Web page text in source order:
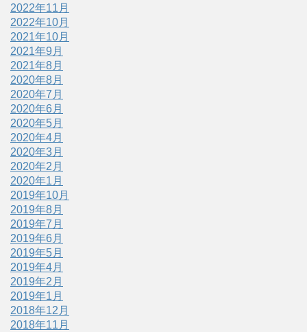
2022年11月
2022年10月
2021年10月
2021年9月
2021年8月
2020年8月
2020年7月
2020年6月
2020年5月
2020年4月
2020年3月
2020年2月
2020年1月
2019年10月
2019年8月
2019年7月
2019年6月
2019年5月
2019年4月
2019年2月
2019年1月
2018年12月
2018年11月